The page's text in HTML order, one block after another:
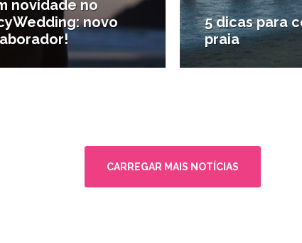
novidade no
novo
5 dicas para
praia
CARREGAR MAIS NOTÍCIAS